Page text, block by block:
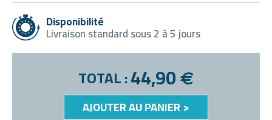
Disponibilité
Livraison standard sous 2 à 5 jours
TOTAL :44,90 €
AJOUTER AU PANIER >